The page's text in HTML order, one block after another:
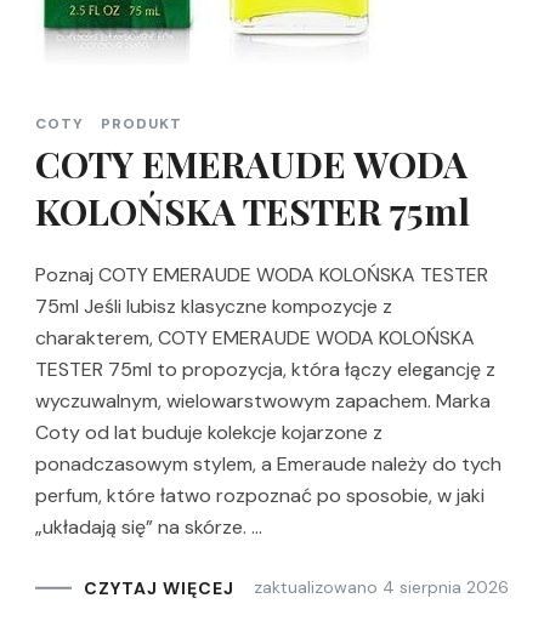
COTY PRODUKT
COTY EMERAUDE WODA
KOLOŃSKA TESTER 75ml
Poznaj COTY EMERAUDE WODA KOLOŃSKA TESTER
75ml Jeśli lubisz klasyczne kompozycje z
charakterem, COTY EMERAUDE WODA KOLOŃSKA
TESTER 75ml to propozycja, która łączy elegancję z
wyczuwalnym, wielowarstwowym zapachem. Marka
Coty od lat buduje kolekcje kojarzone z
ponadczasowym stylem, a Emeraude należy do tych
perfum, które łatwo rozpoznać po sposobie, w jaki
„układają się” na skórze. …
CZYTAJ WIĘCEJ zaktualizowano 4 sierpnia 2026